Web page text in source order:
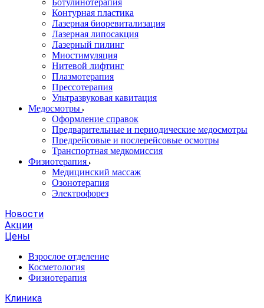
Ботулинотерапия
Контурная пластика
Лазерная биоревитализация
Лазерная липосакция
Лазерный пилинг
Миостимуляция
Нитевой лифтинг
Плазмотерапия
Прессотерапия
Ультразвуковая кавитация
Медосмотры
Оформление справок
Предварительные и периодические медосмотры
Предрейсовые и послерейсовые осмотры
Транспортная медкомиссия
Физиотерапия
Медицинский массаж
Озонотерапия
Электрофорез
Новости
Акции
Цены
Взрослое отделение
Косметология
Физиотерапия
Клиника